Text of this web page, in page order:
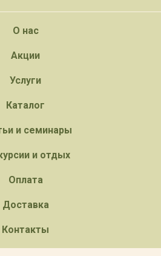
О нас
Акции
Услуги
Каталог
и семинары
и отдых
Оплата
Доставка
Контакты